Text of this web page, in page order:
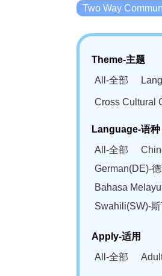
Two Way
Theme-主题
All-全部
Cross Cultural
Language-语种
All-全部
German(DE)-
Bahasa
Swahili(SW)-
Apply-适用
All-全部